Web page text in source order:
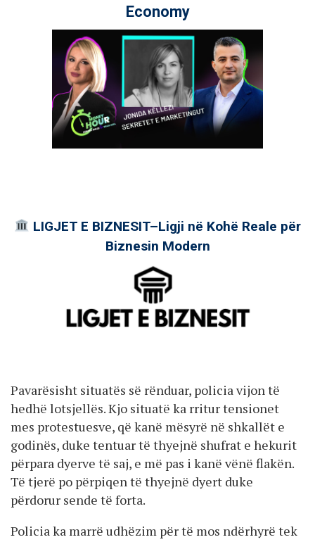
Economy
LIGJET E BIZNESIT–Ligji në Kohë Reale për
Biznesin Modern
Pavarësisht situatës së rënduar, policia vijon të
hedhë lotsjellës. Kjo situatë ka rritur tensionet
mes protestuesve, që kanë mësyrë në shkallët e
godinës, duke tentuar të thyejnë shufrat e hekurit
përpara dyerve të saj, e më pas i kanë vënë flakën.
Të tjerë po përpiqen të thyejnë dyert duke
përdorur sende të forta.
Policia ka marrë udhëzim për të mos ndërhyrë tek